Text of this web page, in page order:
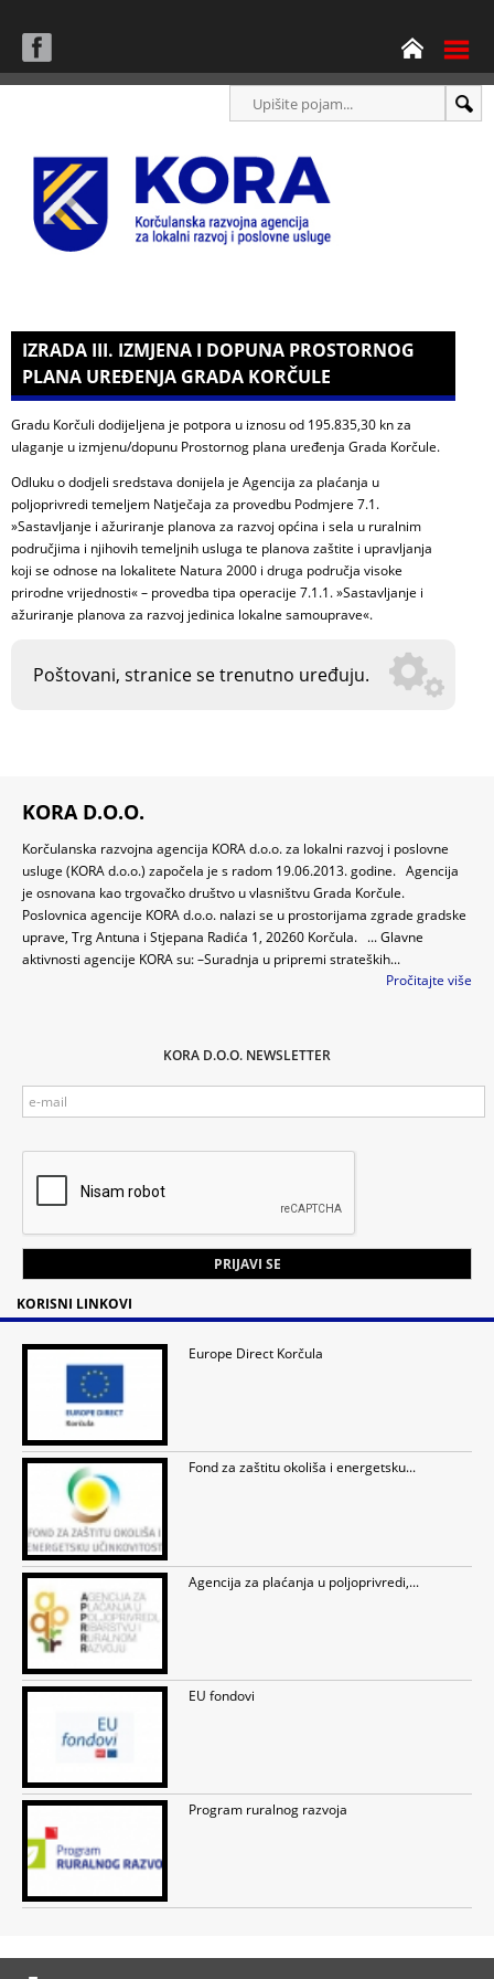
IZRADA III. IZMJENA I DOPUNA PROSTORNOG
PLANA UREĐENJA GRADA KORČULE
Gradu Korčuli dodijeljena je potpora u iznosu od 195.835,30 kn za
ulaganje u izmjenu/dopunu Prostornog plana uređenja Grada Korčule.
Odluku o dodjeli sredstava donijela je Agencija za plaćanja u
poljoprivredi temeljem Natječaja za provedbu Podmjere 7.1.
»Sastavljanje i ažuriranje planova za razvoj općina i sela u ruralnim
područjima i njihovih temeljnih usluga te planova zaštite i upravljanja
koji se odnose na lokalitete Natura 2000 i druga područja visoke
prirodne vrijednosti« – provedba tipa operacije 7.1.1. »Sastavljanje i
ažuriranje planova za razvoj jedinica lokalne samouprave«.
Poštovani, stranice se trenutno uređuju.
KORA D.O.O.
Korčulanska razvojna agencija KORA d.o.o. za lokalni razvoj i poslovne
usluge (KORA d.o.o.) započela je s radom 19.06.2013. godine. Agencija
je osnovana kao trgovačko društvo u vlasništvu Grada Korčule.
Poslovnica agencije KORA d.o.o. nalazi se u prostorijama zgrade gradske
uprave, Trg Antuna i Stjepana Radića 1, 20260 Korčula. ... Glavne
aktivnosti agencije KORA su: –Suradnja u pripremi strateških...
Pročitajte više
KORA D.O.O. NEWSLETTER
KORISNI LINKOVI
Europe Direct Korčula
Fond za zaštitu okoliša i energetsku...
Agencija za plaćanja u poljoprivredi,...
EU fondovi
Program ruralnog razvoja